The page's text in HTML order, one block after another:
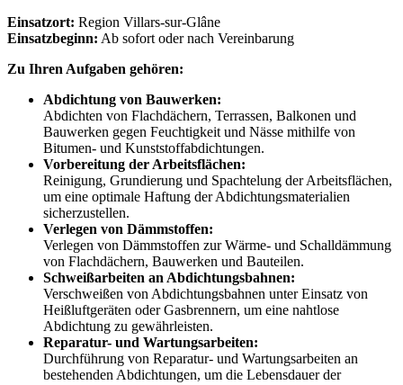
Einsatzort: Region Villars-sur-Glâne
Einsatzbeginn: Ab sofort oder nach Vereinbarung
Zu Ihren Aufgaben gehören:
Abdichtung von Bauwerken:
Abdichten von Flachdächern, Terrassen, Balkonen und
Bauwerken gegen Feuchtigkeit und Nässe mithilfe von
Bitumen- und Kunststoffabdichtungen.
Vorbereitung der Arbeitsflächen:
Reinigung, Grundierung und Spachtelung der Arbeitsflächen,
um eine optimale Haftung der Abdichtungsmaterialien
sicherzustellen.
Verlegen von Dämmstoffen:
Verlegen von Dämmstoffen zur Wärme- und Schalldämmung
von Flachdächern, Bauwerken und Bauteilen.
Schweißarbeiten an Abdichtungsbahnen:
Verschweißen von Abdichtungsbahnen unter Einsatz von
Heißluftgeräten oder Gasbrennern, um eine nahtlose
Abdichtung zu gewährleisten.
Reparatur- und Wartungsarbeiten:
Durchführung von Reparatur- und Wartungsarbeiten an
bestehenden Abdichtungen, um die Lebensdauer der